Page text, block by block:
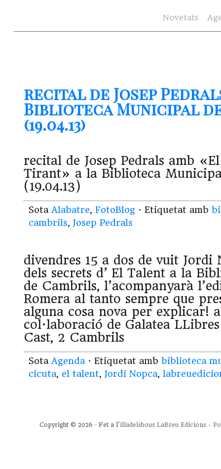
Novetats
recital de Josep
Biblioteca Municipal
(19.04.13)
recital de Josep Pedrals amb
Tirant» a la Biblioteca
(19.04.13)
Sota Alabatre, FotoBlog · Etiquetat amb
cambrils, Josep Pedrals
divendres 15 a dos de vuit Jordi
dels secrets d’ El Talent a la
de Cambrils, l’acompanyarà
Romera al tanto sempre que
alguna cosa nova per explicar!
col·laboració de Galatea
Cast, 2 Cambrils
Sota Agenda · Etiquetat amb biblioteca
cicuta, el talent, Jordi Nopca,
Copyright © 2026 · Fet a l'illadelsbous LaBreu Edicions -